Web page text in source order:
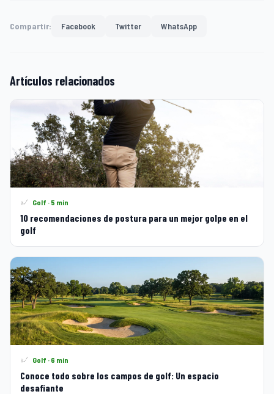
Compartir: Facebook Twitter WhatsApp
Artículos relacionados
Golf · 5 min
10 recomendaciones de postura para un mejor golpe en el
golf
Golf · 6 min
Conoce todo sobre los campos de golf: Un espacio
desafiante